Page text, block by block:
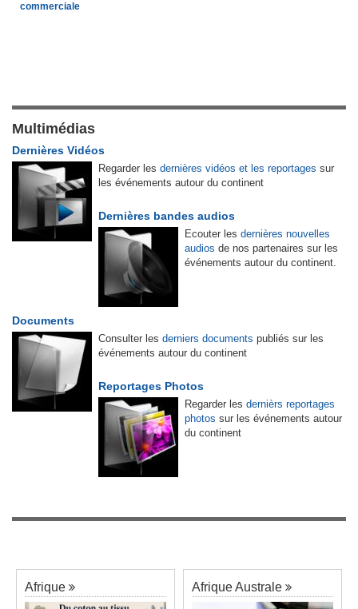
commerciale
Multimédias
Dernières Vidéos
Regarder les dernières vidéos et les reportages sur
les événements autour du continent
Dernières bandes audios
Ecouter les dernières nouvelles
audios de nos partenaires sur les
événements autour du continent.
Documents
Consulter les derniers documents publiés sur les
événements autour du continent
Reportages Photos
Regarder les dernièrs reportages
photos sur les événements autour
du continent
Afrique Afrique Australe